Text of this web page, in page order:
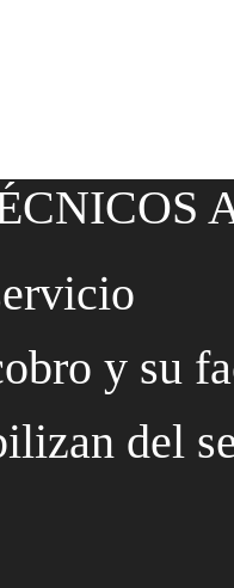
y su
del